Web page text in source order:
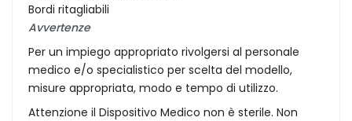
Bordi ritagliabili
Avvertenze
Per un impiego appropriato rivolgersi al personale
medico e/o specialistico per scelta del modello,
misure appropriata, modo e tempo di utilizzo.
Attenzione il Dispositivo Medico non è sterile. Non